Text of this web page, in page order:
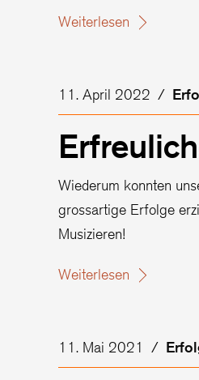
Weiterlesen
11. April 2022 /
Wiederum konnten
grossartige Erfolge
Musizieren!
Weiterlesen
11. Mai 2021 /